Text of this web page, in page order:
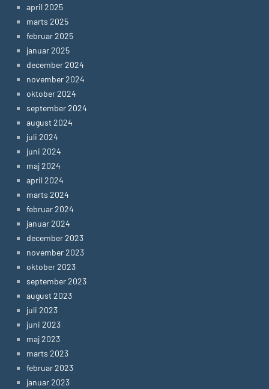
april 2025
marts 2025
februar 2025
januar 2025
december 2024
november 2024
oktober 2024
september 2024
august 2024
juli 2024
juni 2024
maj 2024
april 2024
marts 2024
februar 2024
januar 2024
december 2023
november 2023
oktober 2023
september 2023
august 2023
juli 2023
juni 2023
maj 2023
marts 2023
februar 2023
januar 2023